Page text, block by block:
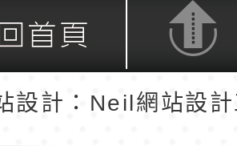
返回頂端
設計：Neil網站設